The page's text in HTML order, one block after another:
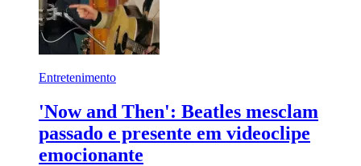
Entretenimento
'Now and Then': Beatles mesclam
passado e presente em videoclipe
emocionante